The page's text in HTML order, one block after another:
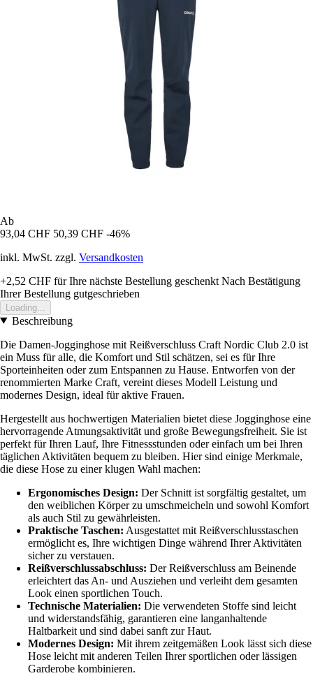
Ab
93,04 CHF 50,39 CHF -46%
inkl. MwSt. zzgl. Versandkosten
+2,52 CHF für Ihre nächste Bestellung geschenkt Nach Bestätigung
Ihrer Bestellung gutgeschrieben
Loading...
Beschreibung
Die Damen-Jogginghose mit Reißverschluss Craft Nordic Club 2.0 ist
ein Muss für alle, die Komfort und Stil schätzen, sei es für Ihre
Sporteinheiten oder zum Entspannen zu Hause. Entworfen von der
renommierten Marke Craft, vereint dieses Modell Leistung und
modernes Design, ideal für aktive Frauen.
Hergestellt aus hochwertigen Materialien bietet diese Jogginghose eine
hervorragende Atmungsaktivität und große Bewegungsfreiheit. Sie ist
perfekt für Ihren Lauf, Ihre Fitnessstunden oder einfach um bei Ihren
täglichen Aktivitäten bequem zu bleiben. Hier sind einige Merkmale,
die diese Hose zu einer klugen Wahl machen:
Ergonomisches Design: Der Schnitt ist sorgfältig gestaltet, um
den weiblichen Körper zu umschmeicheln und sowohl Komfort
als auch Stil zu gewährleisten.
Praktische Taschen: Ausgestattet mit Reißverschlusstaschen
ermöglicht es, Ihre wichtigen Dinge während Ihrer Aktivitäten
sicher zu verstauen.
Reißverschlussabschluss: Der Reißverschluss am Beinende
erleichtert das An- und Ausziehen und verleiht dem gesamten
Look einen sportlichen Touch.
Technische Materialien: Die verwendeten Stoffe sind leicht
und widerstandsfähig, garantieren eine langanhaltende
Haltbarkeit und sind dabei sanft zur Haut.
Modernes Design: Mit ihrem zeitgemäßen Look lässt sich diese
Hose leicht mit anderen Teilen Ihrer sportlichen oder lässigen
Garderobe kombinieren.